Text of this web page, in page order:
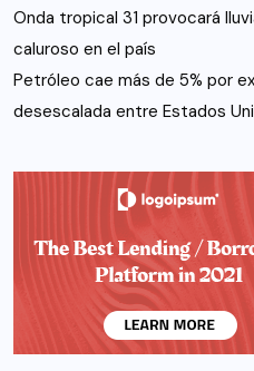
Onda tropical 31 provocará
caluroso en el país
Petróleo cae más de 5% por
desescalada entre Estados